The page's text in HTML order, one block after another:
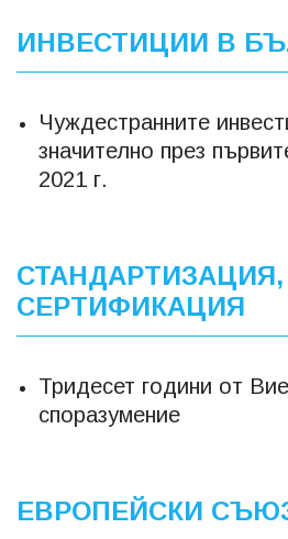
ИНВЕСТИЦИИ В
Чуждестранните
значително през
2021 г.
СТАНДАРТИЗАЦИЯ,
СЕРТИФИКАЦИЯ
Тридесет години от
споразумение
ЕВРОПЕЙСКИ